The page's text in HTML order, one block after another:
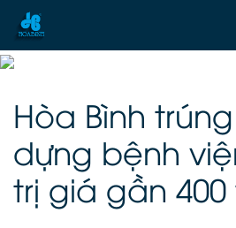
Hòa Bình
dựng bệnh
trị giá gần